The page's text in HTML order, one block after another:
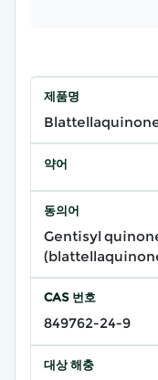
제품명
약어
동의어
Gentisyl
CAS 번호
849762-24-9
대상 해충